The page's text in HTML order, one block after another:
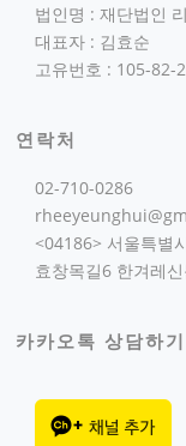
법인명 : 재단법인
대표자 : 김효순
고유번호 : 105-82-
연락처
02-710-0286
<04186> 서울특별
효창목길6 한겨레
카카오톡 상담하기